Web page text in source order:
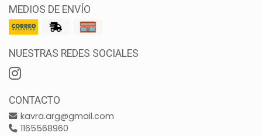
MEDIOS DE ENVÍO
NUESTRAS REDES SOCIALES
CONTACTO
kavra.arg@gmail.com
1165568960